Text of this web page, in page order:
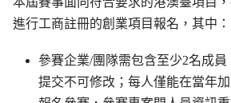
進行工商註冊的創業項目報名，其中：
參賽企業/團隊需包含至少2名成
提交不可修改；每人僅能在當年